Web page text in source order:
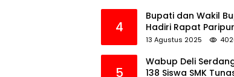
4
Bupati dan Wakil
Hadiri Rapat
HUT Ke-12 Pesibar
13 Agustus 2025
5
Wabup Deli
138 Siswa SMK